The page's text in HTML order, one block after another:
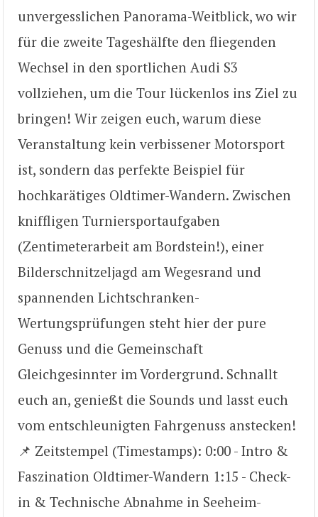
unvergesslichen Panorama-Weitblick, wo wir
für die zweite Tageshälfte den fliegenden
Wechsel in den sportlichen Audi S3
vollziehen, um die Tour lückenlos ins Ziel zu
bringen! Wir zeigen euch, warum diese
Veranstaltung kein verbissener Motorsport
ist, sondern das perfekte Beispiel für
hochkarätiges Oldtimer-Wandern. Zwischen
kniffligen Turniersportaufgaben
(Zentimeterarbeit am Bordstein!), einer
Bilderschnitzeljagd am Wegesrand und
spannenden Lichtschranken-
Wertungsprüfungen steht hier der pure
Genuss und die Gemeinschaft
Gleichgesinnter im Vordergrund. Schnallt
euch an, genießt die Sounds und lasst euch
vom entschleunigten Fahrgenuss anstecken!
📌 Zeitstempel (Timestamps): 0:00 - Intro &
Faszination Oldtimer-Wandern 1:15 - Check-
in & Technische Abnahme in Seeheim-